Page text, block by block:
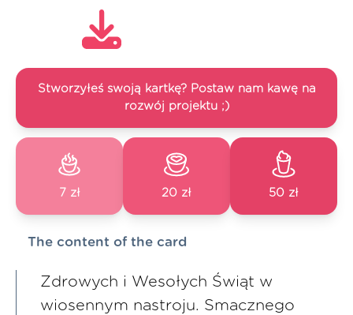
Stworzyłeś swoją kartkę? Postaw nam kawę na
rozwój projektu ;)
7 zł 20 zł 50 zł
The content of the card
Zdrowych i Wesołych Świąt w
wiosennym nastroju. Smacznego